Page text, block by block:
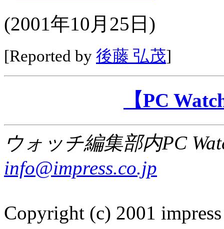
(2001年10月25日)
[Reported by 後藤 弘茂]
【PC
ウォッチ編集部内PC
info@impress.co.jp
Copyright (c) 2001